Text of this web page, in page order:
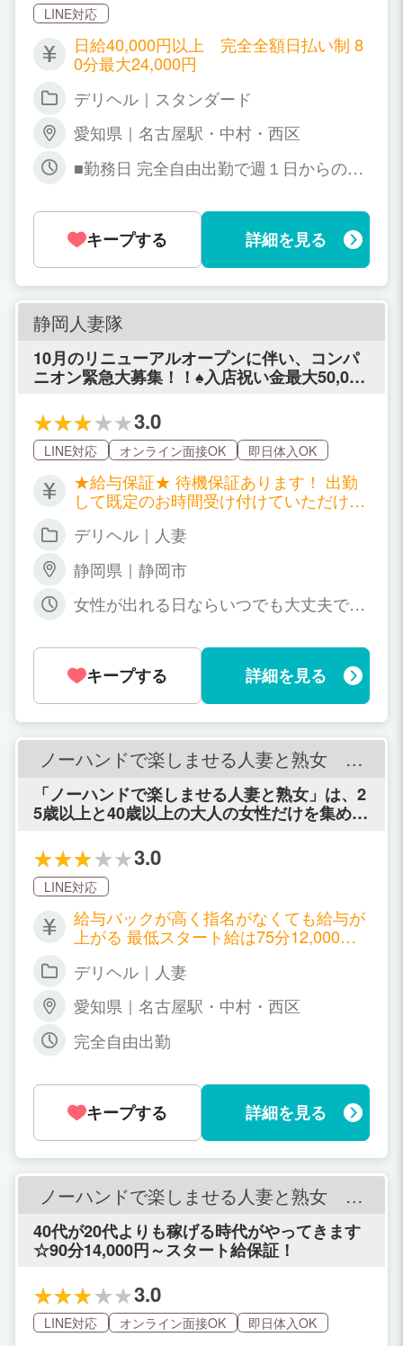
LINE対応
日給40,000円以上 完全全額日払い制 8
0分最大24,000円
デリヘル｜スタンダード
愛知県｜名古屋駅・中村・西区
■勤務日 完全自由出勤で週１日からの勤
イフスタイルに合わせて下さい。
キープする 詳細を見る
静岡人妻隊
10月のリニューアルオープンに伴い、コンパ
ニオン緊急大募集！！♠入店祝い金最大50,000
問い合わせしてみて下さいね♠
3.0
LINE対応 オンライン面接OK 即日体入OK
★給与保証★ 待機保証あります！ 出勤
して既定のお時間受け付けていただけれ
待機で・・・2,000円 10時間待機
す！！ 1日6時間の待機時間で平均して3
0,000円以上可能です！ 雑費、経費等は
一切引かれずノルマや罰金もありません
当てやオプションフルバックもあります
ので、全額日払いで受けとっていただけ
ます！
デリヘル｜人妻
静岡県｜静岡市
女性が出れる日ならいつでも大丈夫で
歓迎！ ご相談してみてください。
キープする 詳細を見る
ノーハンドで楽しませる人妻と熟女 名
「ノーハンドで楽しませる人妻と熟女」は、2
5歳以上と40歳以上の大人の女性だけを集めて
店」です。
3.0
LINE対応
給与バックが高く指名がなくても給与が
上がる 最低スタート給は75分12,000円
日から36,000円 更に、90分なら最低14,
で8～10万稼ぐことも現実的に可能です
そして他店と全く違うのが、指名が取れ
なくても給与が上がる独自のシステム！
ます。 つまり、これが指名であれば更に
2,000円アップ。 ※給与は39歳以下の場
合
デリヘル｜人妻
愛知県｜名古屋駅・中村・西区
完全自由出勤
キープする 詳細を見る
ノーハンドで楽しませる人妻と熟女 浜
40代が20代よりも稼げる時代がやってきます
☆90分14,000円～スタート給保証！
3.0
LINE対応 オンライン面接OK 即日体入OK